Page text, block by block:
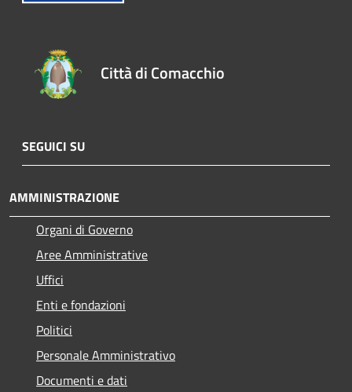
Città di Comacchio
SEGUICI SU
AMMINISTRAZIONE
Organi di Governo
Aree Amministrative
Uffici
Enti e fondazioni
Politici
Personale Amministrativo
Documenti e dati